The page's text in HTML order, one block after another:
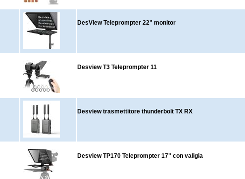
DesView Teleprompter 22" monitor
Desview T3 Teleprompter 11
Desview trasmettitore thunderbolt TX RX
Desview TP170 Teleprompter 17" con valigia